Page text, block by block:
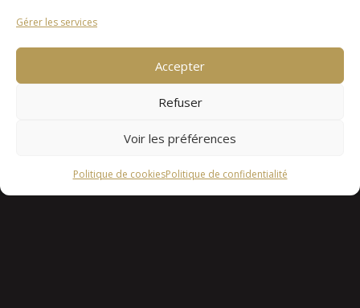
Gérer les services
Accepter
Refuser
Voir les préférences
Politique de cookiesPolitique de confidentialité